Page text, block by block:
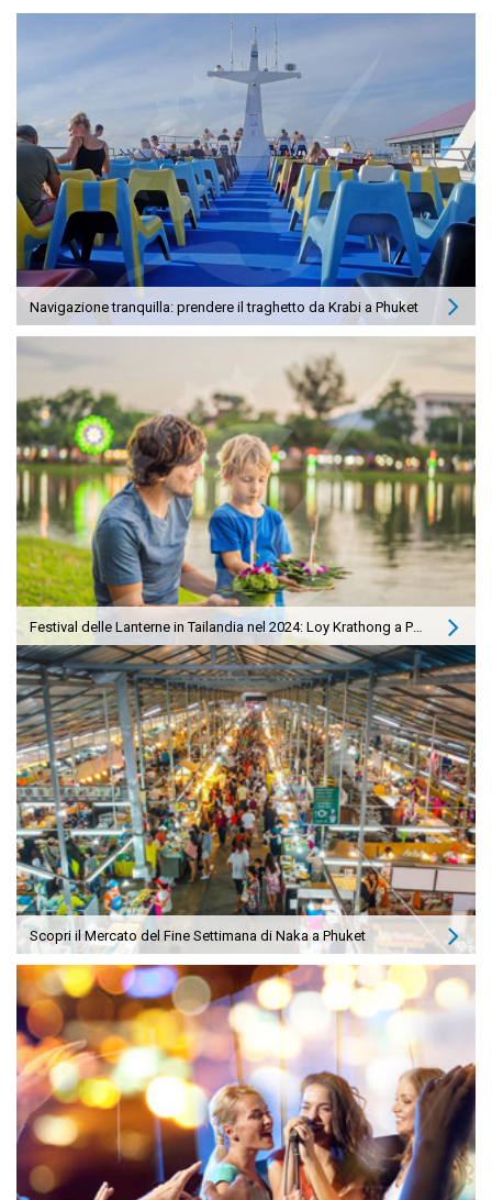
Navigazione tranquilla: prendere il traghetto da Krabi a Phuket
Festival delle Lanterne in Tailandia nel 2024: Loy Krathong a Phuket
Scopri il Mercato del Fine Settimana di Naka a Phuket